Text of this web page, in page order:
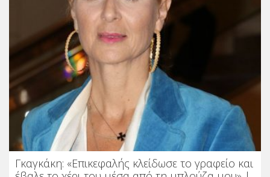
Γκαγκάκη: «Επικεφαλής κλείδωσε το γραφείο και